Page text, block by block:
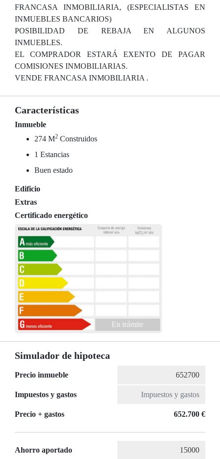
FRANCASA INMOBILIARIA, (ESPECIALISTAS EN
INMUEBLES BANCARIOS)
POSIBILIDAD DE REBAJA EN ALGUNOS
INMUEBLES.
EL COMPRADOR ESTARÁ EXENTO DE PAGAR
COMISIONES INMOBILIARIAS.
VENDE FRANCASA INMOBILIARIA .
Características
Inmueble
274 M2 Construidos
1 Estancias
Buen estado
Edificio
Extras
Certificado energético
En trámite
Simulador de hipoteca
Precio inmueble
Impuestos y gastos
Precio + gastos 652.700 €
Ahorro aportado